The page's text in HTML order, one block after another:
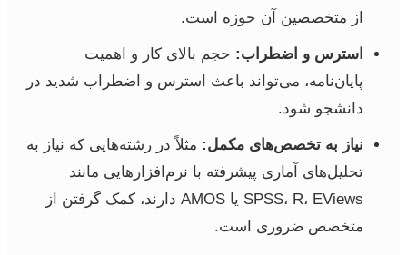
از متخصصین آن حوزه است.
استرس و اضطراب: حجم بالای کار و اهمیت
پایان‌نامه، می‌تواند باعث استرس و اضطراب شدید در
دانشجو شود.
نیاز به تخصص‌های مکمل: مثلاً در رشته‌هایی که نیاز به
تحلیل‌های آماری پیشرفته با نرم‌افزارهایی مانند
SPSS، R، EViews یا AMOS دارند، کمک گرفتن از
متخصص ضروری است.